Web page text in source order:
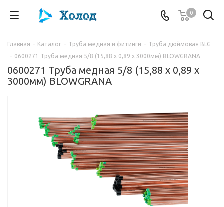
0
Главная - Каталог - Труба медная и фитинги - Труба дюймовая BLG
- 0600271 Труба медная 5/8 (15,88 х 0,89 x 3000мм) BLOWGRANA
0600271 Труба медная 5/8 (15,88 х 0,89 x
3000мм) BLOWGRANA